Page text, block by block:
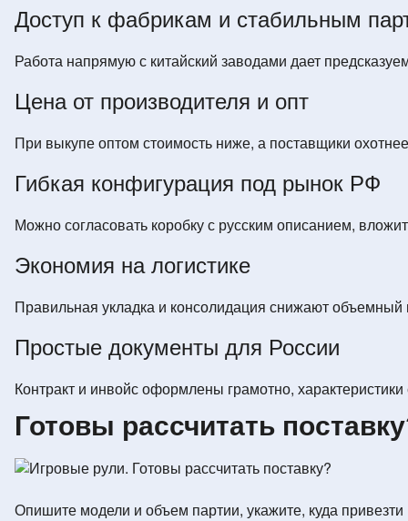
Доступ к фабрикам и стабильным
Работа напрямую с китайский заводами дает
Цена от производителя и опт
При выкупе оптом стоимость ниже, а поставщики
Гибкая конфигурация под рынок РФ
Можно согласовать коробку с русским описанием,
Экономия на логистике
Правильная укладка и консолидация снижают объемный
Простые документы для России
Контракт и инвойс оформлены грамотно,
Готовы рассчитать
Опишите модели и объем партии, укажите, куда